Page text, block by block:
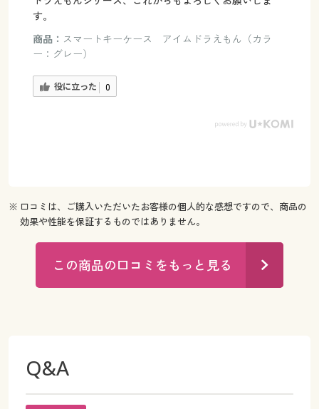
す。
商品： スマートキーケース アイムドラえもん（カラ
ー：グレー）
役に立った 0
※ 口コミは、ご購入いただいたお客様の個人的な感想ですので、商品の
効果や性能を保証するものではありません。
この商品の口コミをもっと見る
Q&A